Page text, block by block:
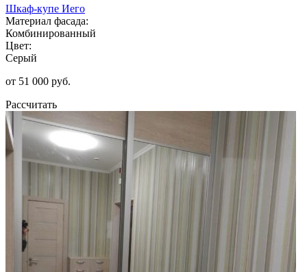
Шкаф-купе Иего
Материал фасада:
Комбинированный
Цвет:
Серый
от 51 000 руб.
Рассчитать